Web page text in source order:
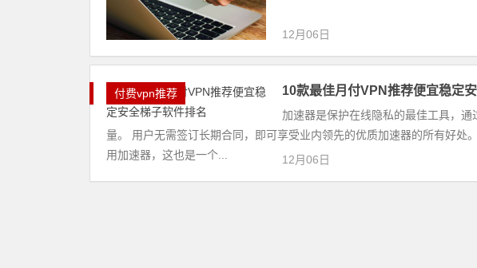
12月06日
付费vpn推荐 10款最佳月付VPN推荐便宜稳定
加速器是保护在线隐私的最佳工具，
量。 用户无需签订长期合同，即可享受业内领先的优质加速器的所有好处
用加速器，这也是一个...
12月06日